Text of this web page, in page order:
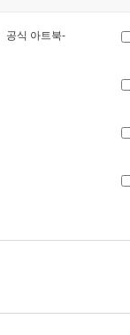
공식 아트북-